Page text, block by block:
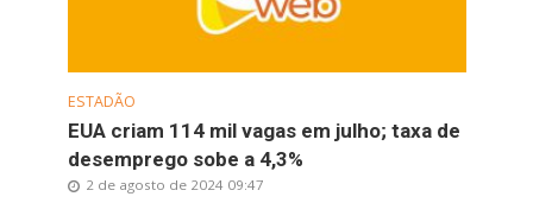
ESTADÃO
EUA criam 114 mil vagas em julho; taxa de
desemprego sobe a 4,3%
2 de agosto de 2024 09:47